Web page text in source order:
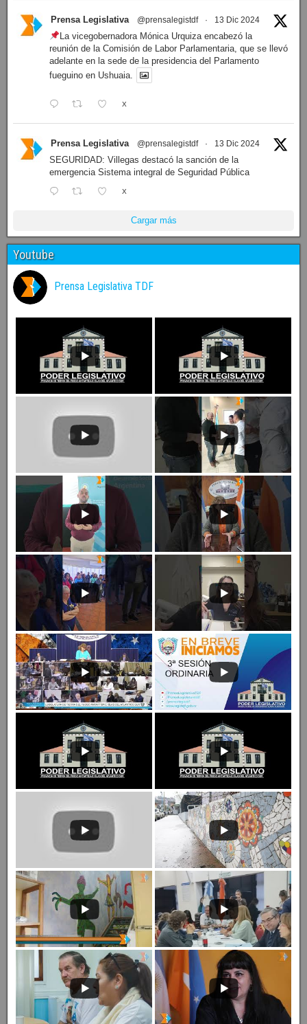
Prensa Legislativa @prensalegistdf · 13 Dic 2024
La vicegobernadora Mónica Urquiza encabezó la
reunión de la Comisión de Labor Parlamentaria, que se llevó
adelante en la sede de la presidencia del Parlamento
fueguino en Ushuaia.
X
Prensa Legislativa @prensalegistdf · 13 Dic 2024
SEGURIDAD: Villegas destacó la sanción de la
emergencia Sistema integral de Seguridad Pública
X
Cargar más
Youtube
Prensa Legislativa TDF